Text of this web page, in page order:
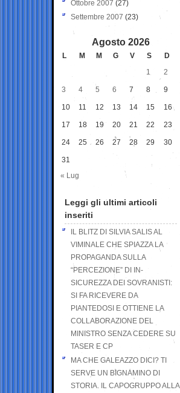
Ottobre 2007 (27)
Settembre 2007 (23)
Agosto 2026
L M M G V S
D
1
2
3 4 5 6 7 8 9
10 11 12 13 14 15 16
17 18 19 20 21 22 23
24 25 26 27 28 29 30
31
« Lug
Leggi gli ultimi articoli
inseriti
IL BLITZ DI SILVIA SALIS AL
VIMINALE CHE SPIAZZA LA
PROPAGANDA SULLA
“PERCEZIONE” DI IN-
SICUREZZA DEI SOVRANISTI:
SI FA RICEVERE DA
PIANTEDOSI E OTTIENE LA
COLLABORAZIONE DEL
MINISTRO SENZA CEDERE SU
TASER E CP
MA CHE GALEAZZO DICI? TI
SERVE UN BIGNAMINO DI
STORIA. IL CAPOGRUPPO ALLA